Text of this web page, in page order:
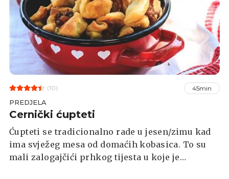
(10) 45min
PREDJELA
Cernički ćupteti
Ćupteti se tradicionalno rade u jesen/zimu kad
ima svježeg mesa od domaćih kobasica. To su
mali zalogajčići prhkog tijesta u koje je